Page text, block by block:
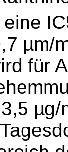
µm/
für
µg/